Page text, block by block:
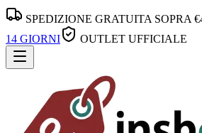
SPEDIZIONE GRATUITA SOPRA
14 GIORNI
OUTLET UFFICIALE